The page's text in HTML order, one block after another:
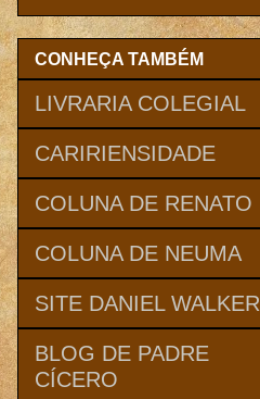
CONHEÇA TAMBÉM
LIVRARIA COLEGIAL
CARIRIENSIDADE
COLUNA DE RENATO
COLUNA DE NEUMA
SITE DANIEL WALKER
BLOG DE PADRE
CÍCERO